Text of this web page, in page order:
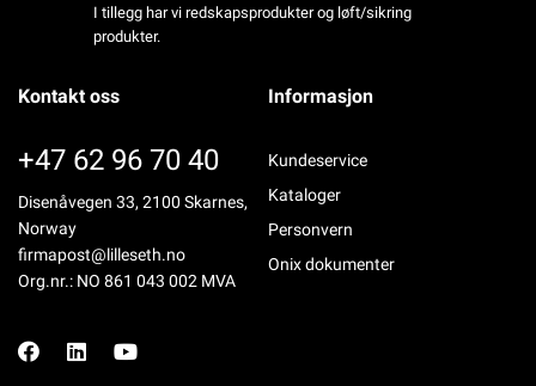
I tillegg har vi redskapsprodukter og løft/sikring
produkter.
Kontakt oss
+47 62 96 70 40
Disenåvegen 33, 2100 Skarnes,
Norway
firmapost@lilleseth.no
Org.nr.: NO 861 043 002 MVA
Informasjon
Kundeservice
Kataloger
Personvern
Onix dokumenter